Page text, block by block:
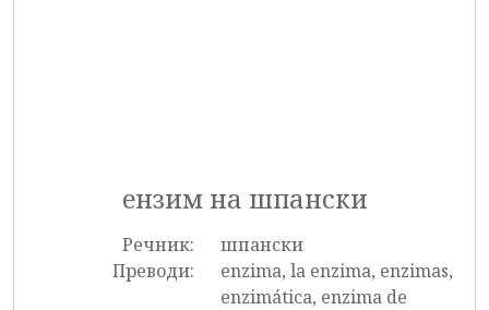
ензим на шпански
Речник:
шпански
Преводи:
enzima, la enzima, enzimas,
enzimática, enzima de